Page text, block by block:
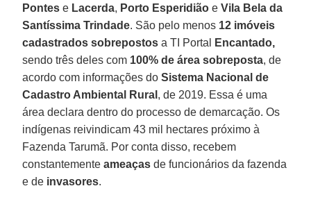
Pontes e Lacerda, Porto Esperidião eVila Bela da
Santíssima Trindade. São pelo menos 12 imóveis
cadastrados sobrepostos a TI Portal
Encantado,
sendo três deles com 100% de área sobreposta, de
acordo com informações doSistema Nacional de
Cadastro Ambiental Rural , de 2019. Essa é uma
área declara dentro do processo de demarcação. Os
indígenas reivindicam 43 mil hectares próximo à
Fazenda Tarumã. Por conta disso, recebem
constantementeameaças de funcionários da fazenda
e de invasores.